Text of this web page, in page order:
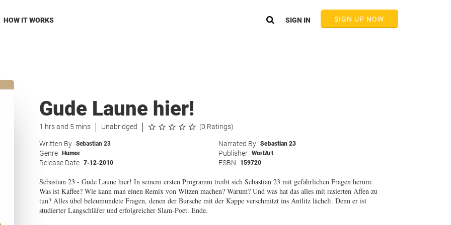
HOW IT WORKS SIGN UP NOW
SIGN IN
Gude Laune hier!
1 hrs and 5 mins Unabridged (0 Ratings)
Written By Sebastian 23 Narrated By Sebastian 23
Genre Humor Publisher WortArt
Release Date 7-12-2010 ESBN 159720
Sebastian 23 - Gude Laune hier! In seinem ersten Programm treibt sich Sebastian 23 mit gefährlichen Fragen herum:
Was ist Kaffee? Wie kann man einen Remix von Witzen machen? Warum? Und was hat das alles mit rasierten Affen zu
tun? Alles übel beleumundete Fragen, denen der Bursche mit der Kappe verschmitzt ins Antlitz lächelt. Denn er ist
studierter Langschläfer und erfolgreicher Slam-Poet. Ende.